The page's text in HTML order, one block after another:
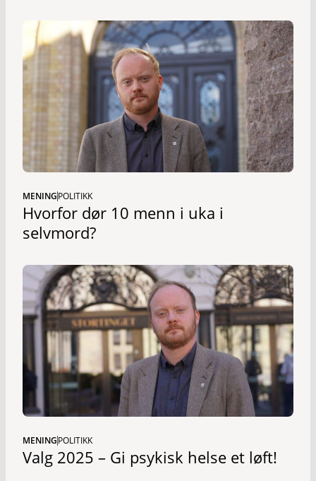
MENINGPOLITIKK
Hvorfor dør 10 menn i uka i
selvmord?
MENINGPOLITIKK
Valg 2025 – Gi psykisk helse et løft!